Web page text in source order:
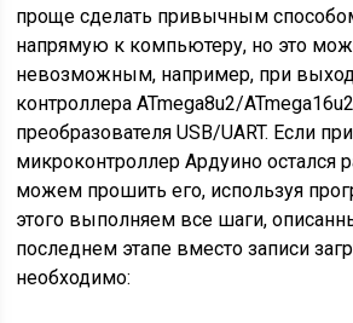
проще сделать привычным
напрямую к компьютеру, но это
невозможным, например, при
контроллера ATmega8u2/
преобразователя USB/UART. Если
микроконтроллер Ардуино остался
можем прошить его, используя
этого выполняем все шаги,
последнем этапе вместо записи
необходимо: